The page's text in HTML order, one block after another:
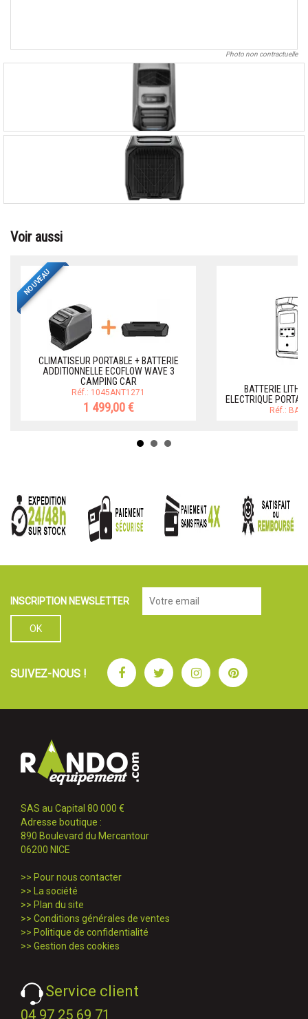
Photo non contractuelle
Voir aussi
NOUVEAU
CLIMATISEUR PORTABLE + BATTERIE
ADDITIONNELLE ECOFLOW WAVE 3
CAMPING CAR
Réf.: 1045ANT1271
1 499,00 €
BATTERIE
ELECTRIQUE
Réf.:
INSCRIPTION NEWSLETTER
SUIVEZ-NOUS ! FacebookTwitterInstagramPinterest
SAS au Capital 80 000 €
Adresse boutique :
890 Boulevard du Mercantour
06200 NICE
>> Pour nous contacter
>>
La société
>> Plan du site
>> Conditions générales de ventes
>> Politique de confidentialité
>> Gestion des cookies
Service client
04 97 25 69 71